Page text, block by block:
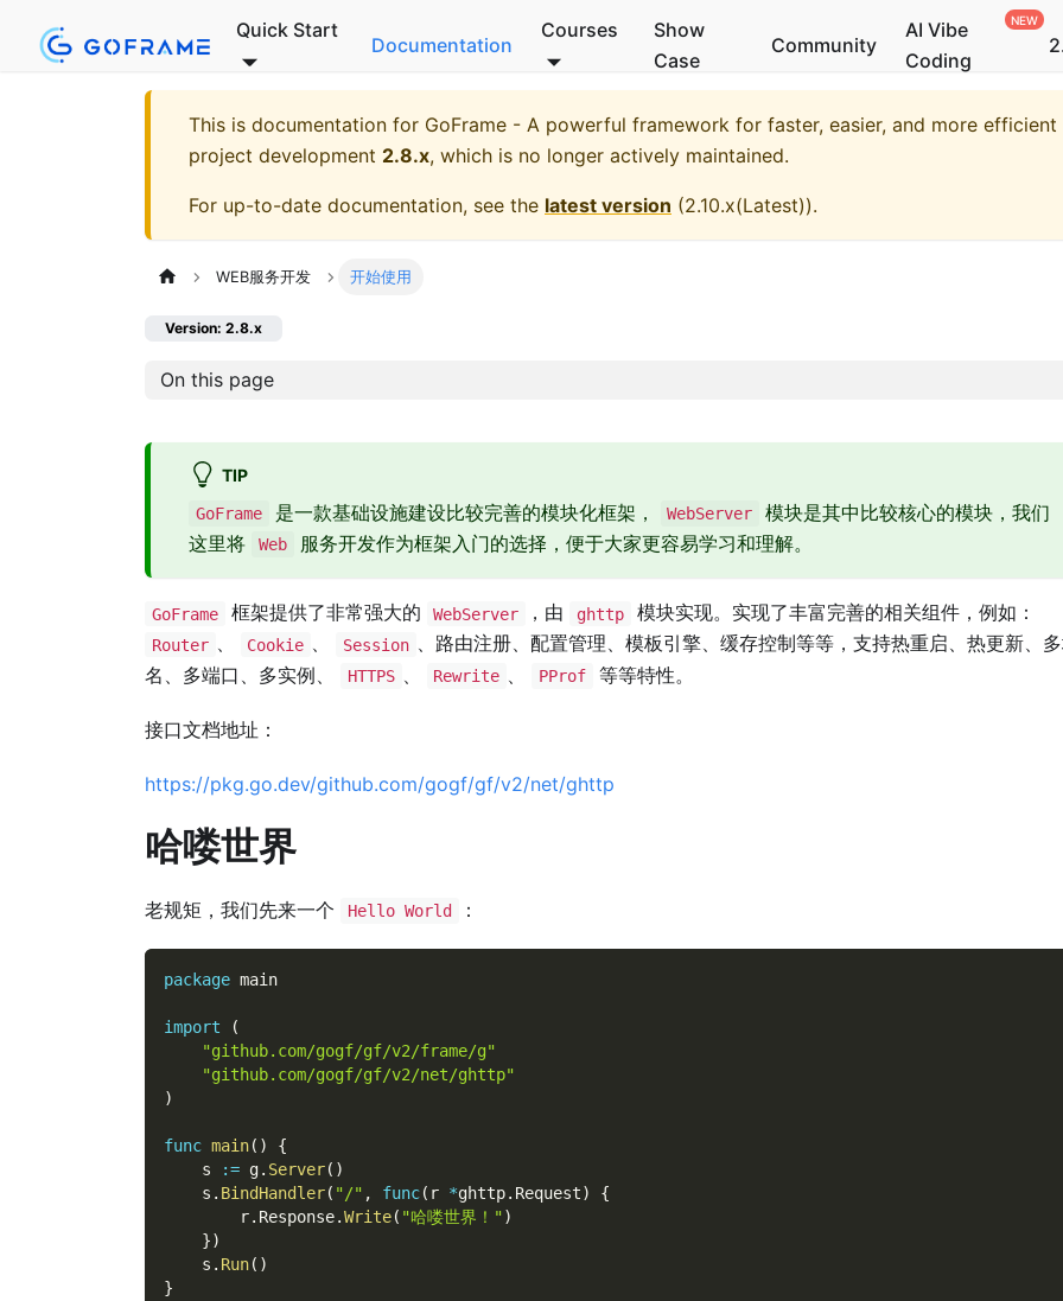
Quick Start
Documentation
Courses
Show
Case
Community
AI Vibe
Coding
This is documentation for GoFrame - A powerful framework for faster, easier, and more efficient
project development 2.8.x, which is no longer actively maintained.
For up-to-date documentation, see the latest version (2.10.x(Latest)).
WEB服务开发 开始使用
Version: 2.8.x
On this page
TIP
GoFrame 是一款基础设施建设比较完善的模块化框架， WebServer
模块是其中比较核心的模块，我们
这里将
Web 服务开发作为框架入门的选择，便于大家更容易学习和理解。
GoFrame 框架提供了非常强大的 WebServer ，由 ghttp 模块实现。实现了丰富完善的相关组件，例如：
Router 、 Cookie 、 Session 、路由注册、配置管理、模板引擎、缓存控制等等，支持热重启、热更新、
名、多端口、多实例、
HTTPS Rewrite PProf 等等特性。
接口文档地址：
https://pkg.go.dev/github.com/gogf/gf/v2/net/ghttp
哈喽世界
老规矩，我们先来一个 Hello World ：
package main
import
(
"github.com/gogf/gf/v2/frame/g"
"github.com/gogf/gf/v2/net/ghttp"
)
func main( )
{
    s
:= g. Server( )
    s
. BindHandler( "/" , func( r *ghttp. Request)
{
        r
. Response.Write( "哈喽世界！")
})
    s
. Run( )
}